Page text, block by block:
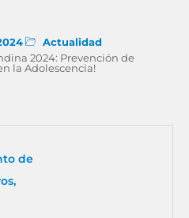
Actualidad
2024: Prevención de
la Adolescencia!
de